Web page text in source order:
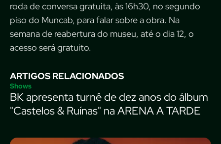
roda de conversa gratuita, às 16h30, no segundo
piso do Muncab, para falar sobre a obra. Na
semana de reabertura do museu, até o dia 12, o
acesso será gratuito.
ARTIGOS RELACIONADOS
Shows
BK apresenta turnê de dez anos do álbum
"Castelos & Ruínas" na ARENA A TARDE